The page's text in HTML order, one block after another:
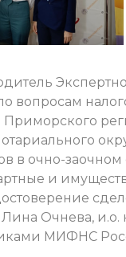
вопросам
в очно-
и
Очнева, и.о.
МИФНС